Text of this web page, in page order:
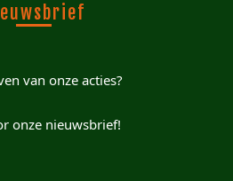
van onze acties?
onze nieuwsbrief!